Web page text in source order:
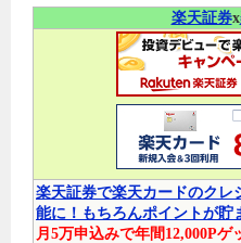
楽天証券x
楽天証券で楽天カードのクレ
能に！もちろんポイントが貯
月5万申込みで年間12,000Pゲ